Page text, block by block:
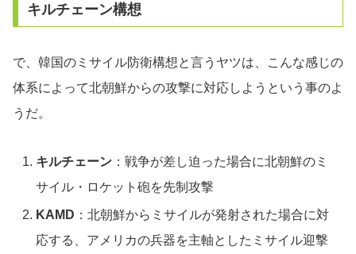
キルチェーン構想
で、韓国のミサイル防衛構想と言うヤツは、こんな感じの
体系によって北朝鮮からの攻撃に対応しようという事のよ
うだ。
キルチェーン ：戦争が差し迫った場合に北朝鮮のミ
サイル・ロケット砲を先制攻撃
KAMD ：北朝鮮からミサイルが発射された場合に対
応する、アメリカの兵器を主軸としたミサイル迎撃